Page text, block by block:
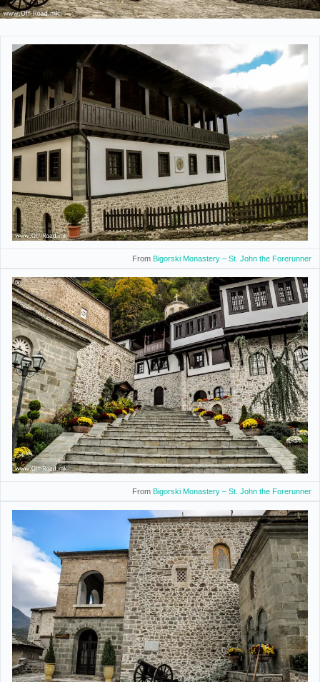
From Bigorski Monastery – St. John the Forerunner
From Bigorski Monastery – St. John the Forerunner